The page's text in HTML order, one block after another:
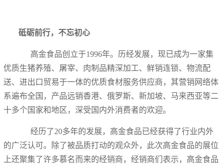
砥砺前行，不忘初心
高金食品创立于1996年。历经发展，现已成为一家集
优质生猪养殖、屠宰、肉制品精深加工、鲜销连锁、物流配
送、进出口贸易于一体的优质食材服务供应商，其营销网络体
系遍布全国，产品远销香港、俄罗斯、新加坡、马来西亚等二
十多个国家和地区，深受国内外消费者的欢迎。
经历了20多年的发展，高金食品已经获得了行业内外
的广泛认可。除了被品质打动的观众外，此次高金食品的展位
上还聚集了许多慕名而来的经销商，经销商们表示，高金食品